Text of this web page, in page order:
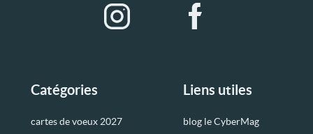
Catégories
cartes de voeux 2027
Liens utiles
blog le CyberMag